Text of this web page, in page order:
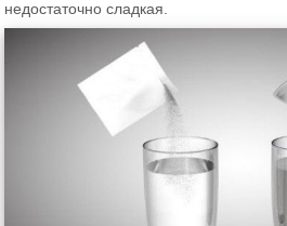
недостаточно сладкая.